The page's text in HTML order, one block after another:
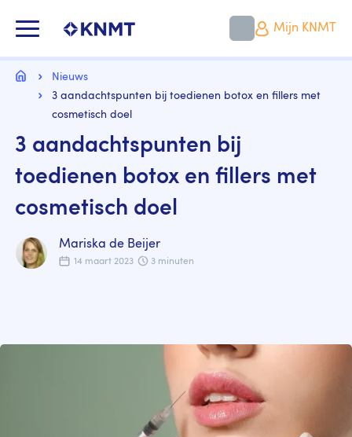
naar
gaan
Mijn KNMT
Kruimelpad
HomeNieuws
3 aandachtspunten bij toedienen botox en fillers met
cosmetisch doel
3 aandachtspunten bij
toedienen botox en fillers met
cosmetisch doel
Mariska de Beijer
14 maart 2023 3 minuten
Image